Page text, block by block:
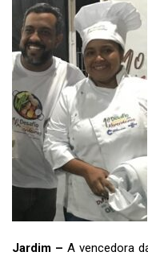
Jardim –A vencedora